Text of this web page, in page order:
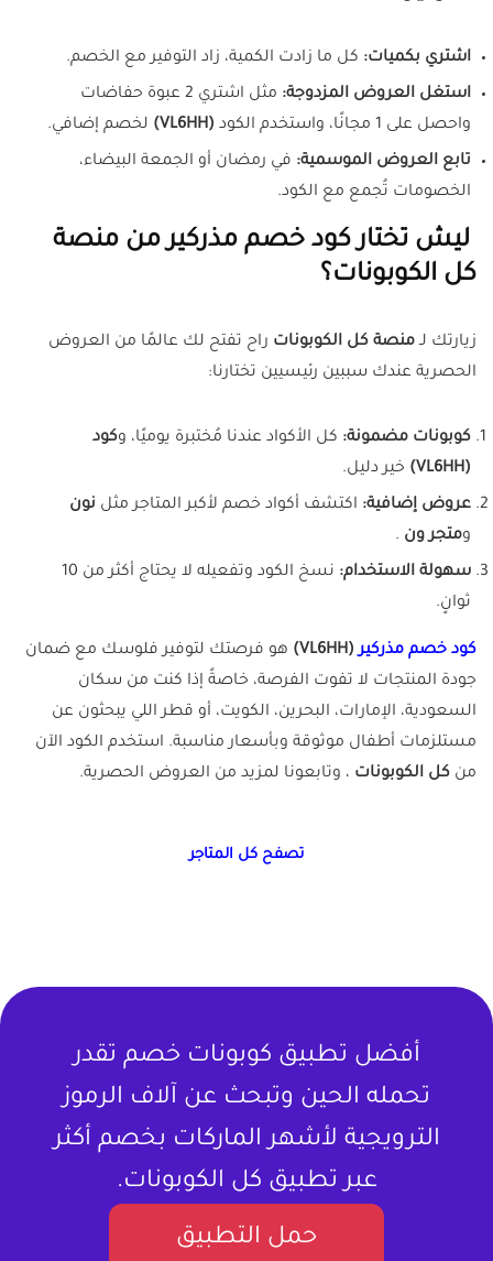
اشتري بكميات: كل ما زادت الكمية، زاد التوفير مع الخصم.
استغل العروض المزدوجة:
مثل اشتري 2 عبوة حفاضات
واحصل على 1 مجانًا، واستخدم الكود
(VL6HH) لخصم إضافي.
تابع العروض الموسمية: في رمضان أو الجمعة البيضاء،
الخصومات تُجمع مع الكود.
ليش تختار كود خصم مذركير من منصة
كل الكوبونات؟
زيارتك لـمنصة كل الكوبونات راح تفتح لك عالمًا من العروض
الحصرية عندك سببين رئيسيين تختارنا:
كوبونات مضمونة: كل الأكواد عندنا مُختبرة يوميًا، وكود
(VL6HH)
خير دليل.
عروض إضافية: اكتشف أكواد خصم لأكبر المتاجر مثل نون
ومتجر ون .
سهولة الاستخدام:
نسخ الكود وتفعيله لا يحتاج أكثر من 10
ثوانٍ.
كود خصم مذركير(VL6HH)
هو فرصتك لتوفير فلوسك مع ضمان
جودة المنتجات لا تفوت الفرصة، خاصةً إذا كنت من سكان
السعودية، الإمارات، البحرين، الكويت، أو قطر اللي يبحثون عن
مستلزمات أطفال موثوقة وبأسعار مناسبة. استخدم الكود الآن
من كل الكوبونات ، وتابعونا لمزيد من العروض الحصرية.
تصفح كل المتاجر
أفضل تطبيق كوبونات خصم تقدر
تحمله الحين وتبحث عن آلاف الرموز
الترويجية لأشهر الماركات بخصم أكثر
عبر تطبيق كل الكوبونات.
حمل التطبيق